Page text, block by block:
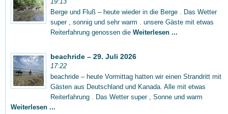
Berge und Fluß – heute wieder in die Berge . Das Wetter
super , sonnig und sehr warm . unsere Gäste mit etwas
Reiterfahrung genossen die Weiterlesen ...
beachride – 29. Juli 2026
17:22
beachride – heute Vormittag hatten wir einen Strandritt mit
Gästen aus Deutschland und Kanada. Alle mit etwas
Reiterfahrung . Das Wetter super , Sonne und warm
Weiterlesen ...